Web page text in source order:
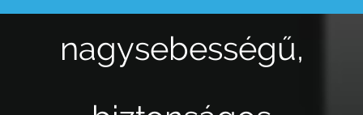
nagysebességű,